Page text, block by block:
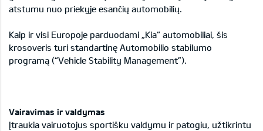
atstumu nuo priekyje esančių automobilių.
Kaip ir visi Europoje parduodami „Kia“ automobiliai, šis
krosoveris turi standartinę Automobilio stabilumo
programą (“Vehicle Stability Management”).
Vairavimas ir valdymas
Įtraukia vairuotojus sportišku valdymu ir patogiu, užtikrintu